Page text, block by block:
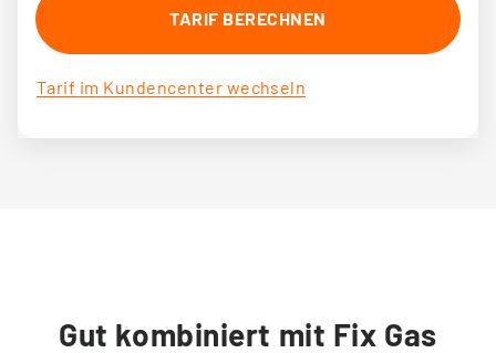
TARIF BERECHNEN
Tarif im Kundencenter wechseln
Gut kombiniert mit Fix Gas